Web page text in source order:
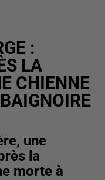
:
LA
CHIENNE
une
la
morte à